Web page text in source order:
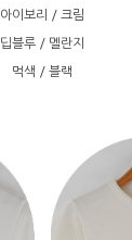
아이보리 / 크림
딥블루 / 멜란지
먹색 / 블랙